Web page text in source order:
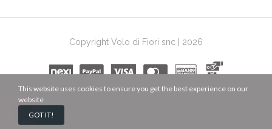
Copyright Volo di Fiori snc | 2026
This website uses cookies to ensure you get the best experience on our
website
GOT IT!